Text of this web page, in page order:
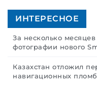
ИНТЕРЕСНОЕ
За несколько
фотографии нового
Казахстан отложил
навигационных